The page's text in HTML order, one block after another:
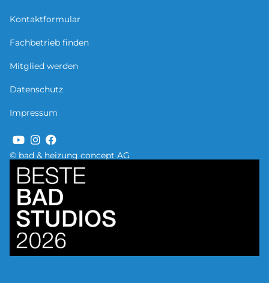
© bad & heizung concept AG
Kontaktformular
Fachbetrieb finden
Mitglied werden
Datenschutz
Impressum